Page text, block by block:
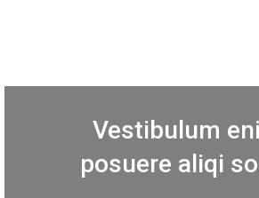
Vestibulum
posuere aliqi